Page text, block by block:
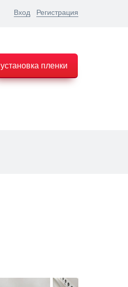
Вход Регистрация
установка пленки